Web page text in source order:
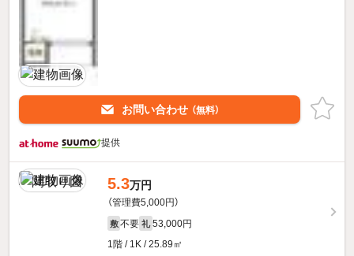
お問い合わせ （無料）
提供
5.3万円
（管理費5,000円）
敷 不要 礼 53,000円
1階 / 1K / 25.89㎡